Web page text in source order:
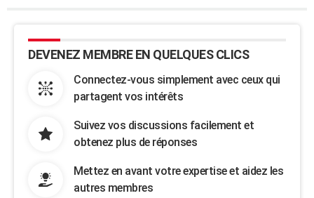
DEVENEZ MEMBRE EN QUELQUES CLICS
Connectez-vous simplement avec ceux qui
partagent vos intérêts
Suivez vos discussions facilement et
obtenez plus de réponses
Mettez en avant votre expertise et aidez les
autres membres